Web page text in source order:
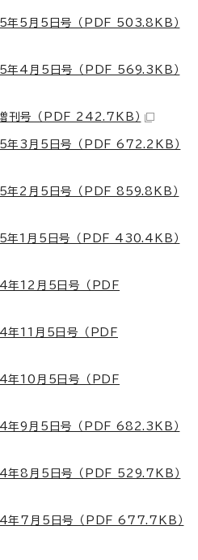
年5月5日号 （PDF 503.8KB）
年4月5日号 （PDF 569.3KB）
刊号 （PDF 242.7KB）
年3月5日号 （PDF 672.2KB）
年2月5日号 （PDF 859.8KB）
年1月5日号 （PDF 430.4KB）
年12月5日号 （PDF
年11月5日号 （PDF
年10月5日号 （PDF
年9月5日号 （PDF 682.3KB）
年8月5日号 （PDF 529.7KB）
年7月5日号 （PDF 677.7KB）